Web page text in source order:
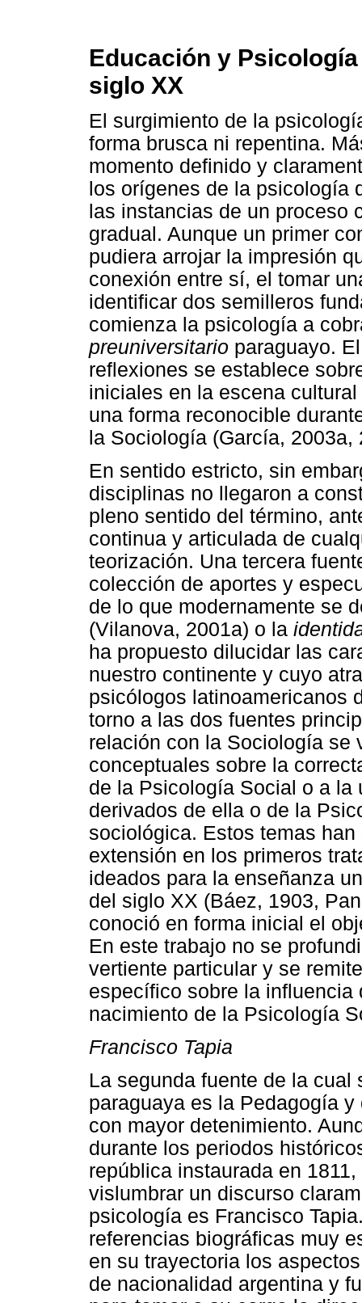
Educación y
siglo XX
El surgimiento de la
forma brusca ni repentina.
momento definido y
los orígenes de la psicología
las instancias de un proceso
gradual. Aunque un primer
pudiera arrojar la impresión
conexión entre sí, el tomar
identificar dos semilleros
comienza la psicología a
preuniversitario paraguayo.
reflexiones se establece
iniciales en la escena
una forma reconocible
la Sociología (García, 2003a,
En sentido estricto, sin
disciplinas no llegaron a
pleno sentido del término,
continua y articulada de
teorización. Una tercera
colección de aportes y
de lo que modernamente se
(Vilanova, 2001a) o la
ha propuesto dilucidar las
nuestro continente y cuyo
psicólogos latinoamericanos
torno a las dos fuentes
relación con la Sociología se
conceptuales sobre la
de la Psicología Social o a
derivados de ella o de la
sociológica. Estos temas
extensión en los primeros
ideados para la enseñanza
del siglo XX (Báez, 1903,
conoció en forma inicial el
En este trabajo no se
vertiente particular y se
específico sobre la
nacimiento de la Psicología
Francisco Tapia
La segunda fuente de la
paraguaya es la Pedagogía
con mayor detenimiento.
durante los periodos
república instaurada en
vislumbrar un discurso
psicología es Francisco
referencias biográficas muy
en su trayectoria los
de nacionalidad argentina y